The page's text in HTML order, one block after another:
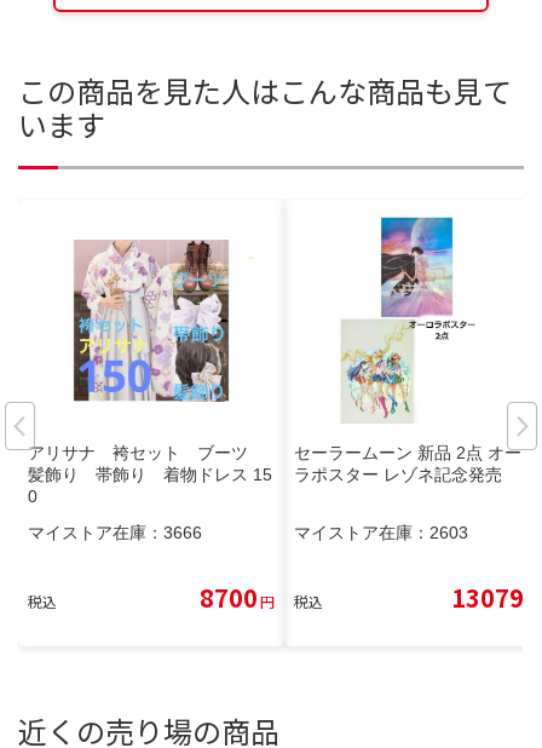
この商品を見た人はこんな商品も見て
います
アリサナ 袴セット ブーツ
髪飾り 帯飾り 着物ドレス 15
0
マイストア在庫： 3666
税込 8700円
セーラームーン 新品 2点 オーロ
ラポスター レゾネ記念発売
マイストア在庫： 2603
税込 13079
近くの売り場の商品